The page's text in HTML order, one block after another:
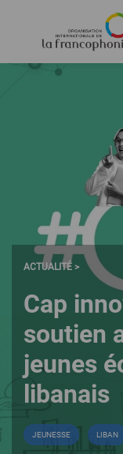
principal
ACTUALITÉ >
Cap
soutien
jeunes
libanais
JEUNESSE LIBAN